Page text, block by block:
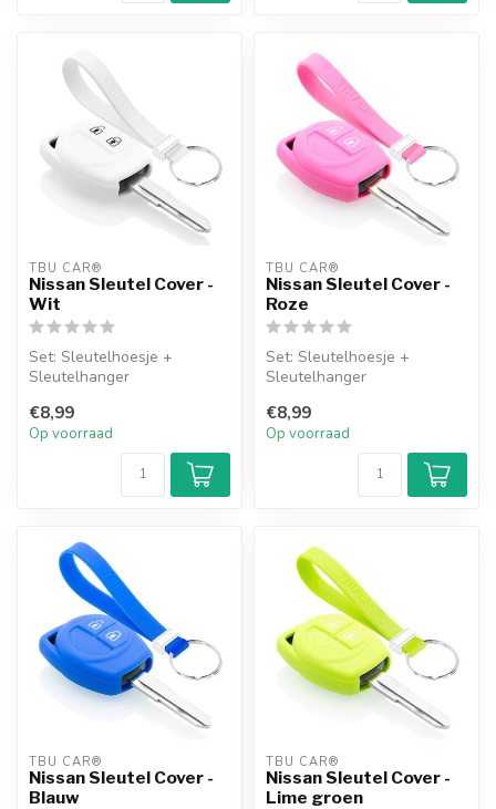
TBU CAR®
Nissan Sleutel Cover -
Wit
Set: Sleutelhoesje +
Sleutelhanger
€8,99
Op voorraad
TBU CAR®
Nissan Sleutel Cover -
Roze
Set: Sleutelhoesje +
Sleutelhanger
€8,99
Op voorraad
TBU CAR®
Nissan Sleutel Cover -
Blauw
TBU CAR®
Nissan Sleutel Cover -
Lime groen